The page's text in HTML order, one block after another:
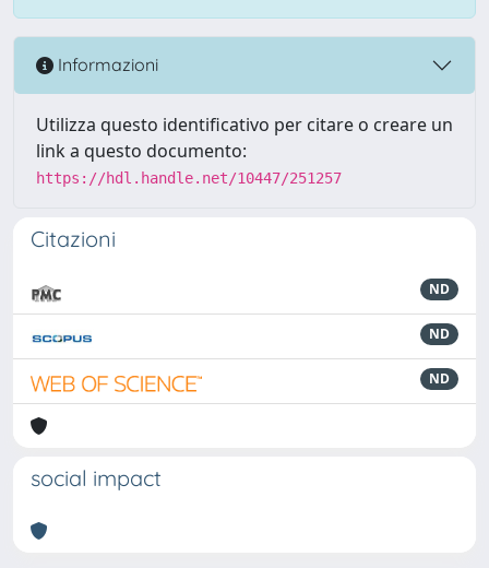
Informazioni
Utilizza questo identificativo per citare o creare un
link a questo documento:
https://hdl.handle.net/10447/251257
Citazioni
ND
ND
ND
social impact